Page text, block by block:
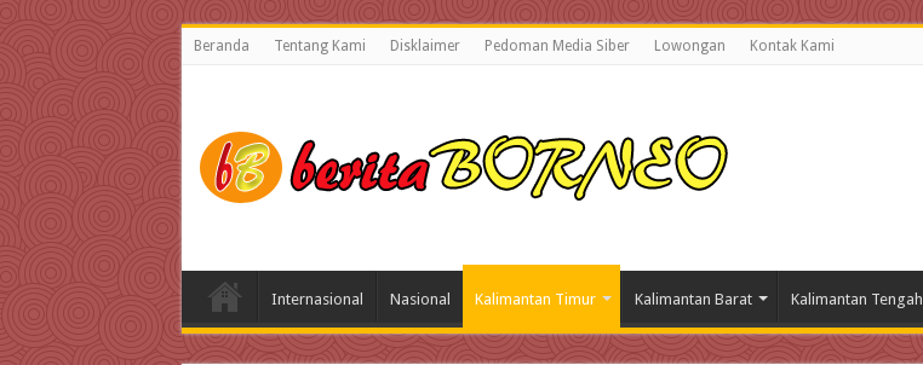
Beranda Tentang Kami Disklaimer Pedoman Media Siber Lowongan Kontak Kami
Internasional Nasional Kalimantan Timur Kalimantan Barat Kalimantan Tengah